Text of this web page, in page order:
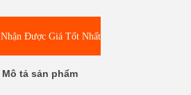
Nhận Được Giá Tốt Nhất
Mô tả sản phẩm